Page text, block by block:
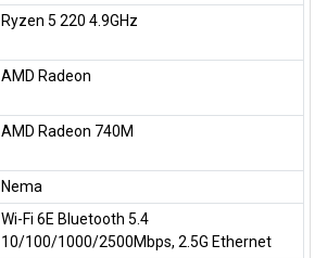
Ryzen 5 220 4.9GHz
AMD Radeon
AMD Radeon 740M
Nema
Wi-Fi 6E Bluetooth 5.4
10/100/1000/2500Mbps, 2.5G Ethernet